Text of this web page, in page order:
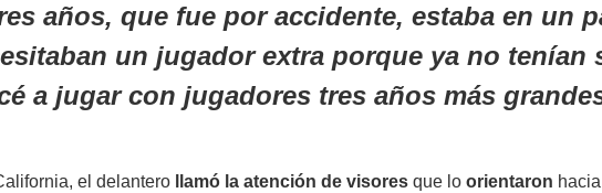
años, que fue por accidente, estaba en un
un jugador extra porque ya no
a jugar con jugadores tres años más
el delantero llamó la atención de visores que lo orientaron hacia